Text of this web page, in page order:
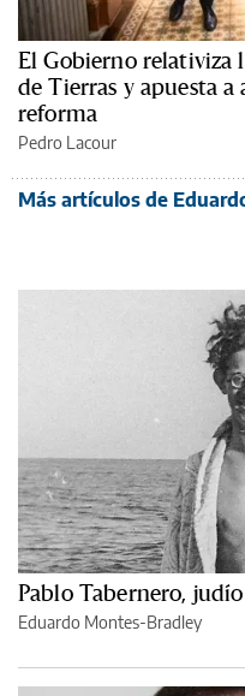
El Gobierno relativiza
de Tierras y apuesta
reforma
Pedro Lacour
Más artículos de
Pablo Tabernero,
Eduardo Montes-Bradley